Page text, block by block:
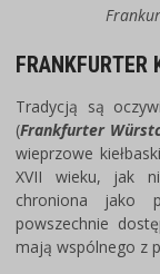
FRANKFURTER
Tradycją są
(Frankfurter
wieprzowe
XVII wieku, jak
chroniona jako
powszechnie
mają wspólnego z